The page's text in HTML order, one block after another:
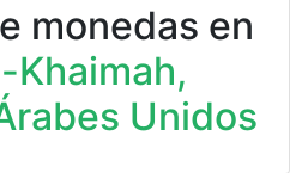
monedas en
Khaimah,
Unidos